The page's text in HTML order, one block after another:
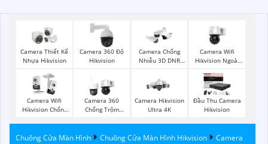
Camera Thiết Kế
Nhựa Hikvision
Camera 360 Độ
Hikvision
Camera Chống
Nhiễu 3D DNR
Camera Wifi
Hikvision Ngoài
Camera Wifi
Hikvision Chống
Camera 360
Chống Trộm
Camera Hikvision
Ultra 4K
Đầu Thu Camera
Hikvision
Chuông Cửa Màn Hình Chuông Cửa Màn Hình Hikvision
Camera